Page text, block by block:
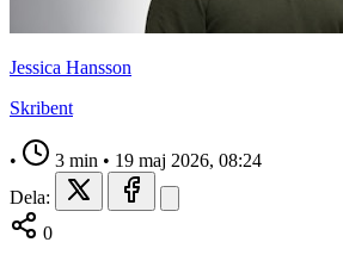
Jessica Hansson
Skribent
• 3 min • 19 maj 2026, 08:24
Dela:
0